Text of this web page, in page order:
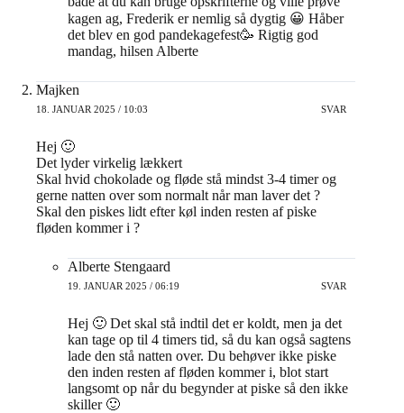
kagen ag, Frederik er nemlig så dygtig 😀 Håber
det blev en god pandekagefest🥳 Rigtig god
mandag, hilsen Alberte
Majken
18. JANUAR 2025 / 10:03 SVAR
Hej 🙂
Det lyder virkelig lækkert
Skal hvid chokolade og fløde stå mindst 3-4 timer og
gerne natten over som normalt når man laver det ?
Skal den piskes lidt efter køl inden resten af piske
fløden kommer i ?
Alberte Stengaard
19. JANUAR 2025 / 06:19 SVAR
Hej 🙂 Det skal stå indtil det er koldt, men ja det
kan tage op til 4 timers tid, så du kan også sagtens
lade den stå natten over. Du behøver ikke piske
den inden resten af fløden kommer i, blot start
langsomt op når du begynder at piske så den ikke
skiller 🙂